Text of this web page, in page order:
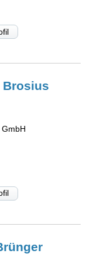
Brosius